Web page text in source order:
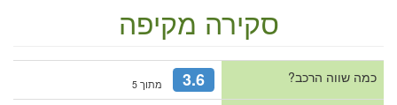
סקירה מקיפה
כמה שווה הרכב? 3.6 מתוך 5